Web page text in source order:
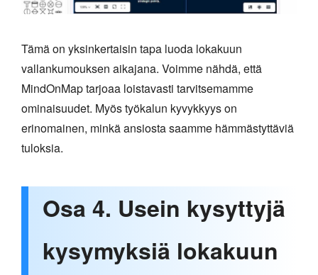
Tämä on yksinkertaisin tapa luoda lokakuun
vallankumouksen aikajana. Voimme nähdä, että
MindOnMap tarjoaa loistavasti tarvitsemamme
ominaisuudet. Myös työkalun kyvykkyys on
erinomainen, minkä ansiosta saamme hämmästyttäviä
tuloksia.
Osa 4. Usein kysyttyjä
kysymyksiä lokakuun